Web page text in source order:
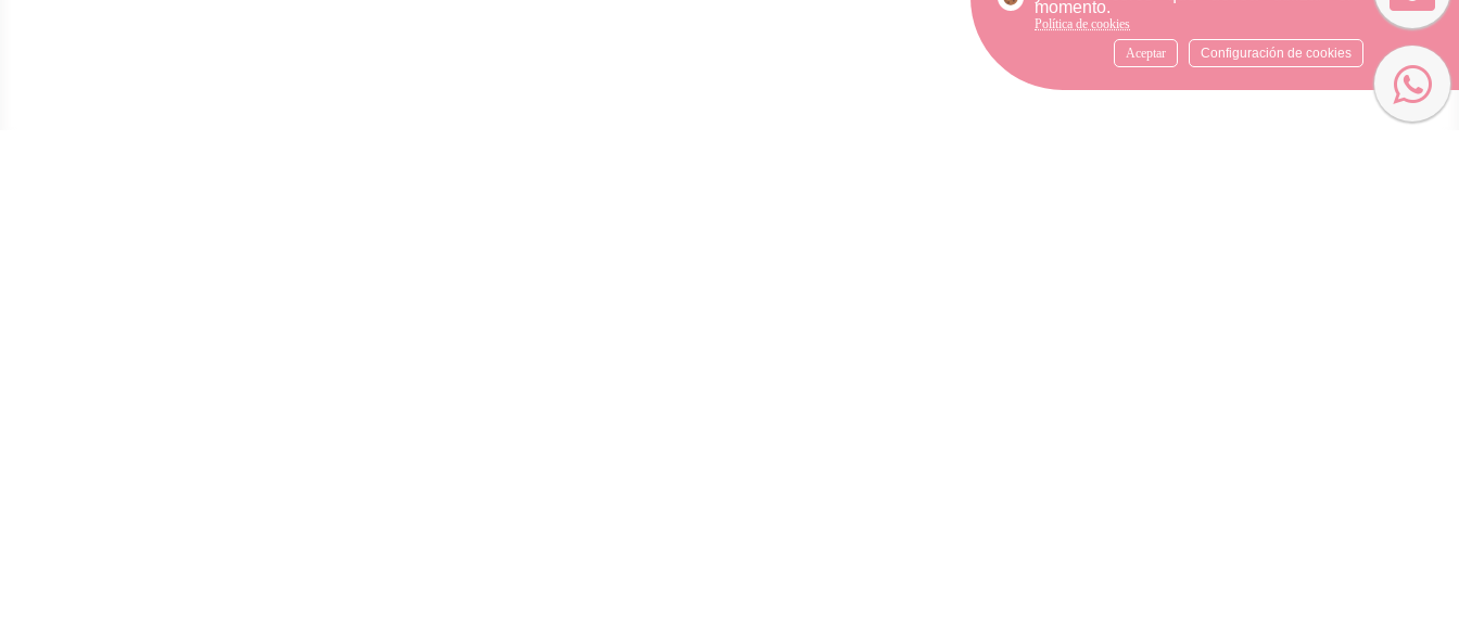
momento.
Política de cookies
Aceptar
Configuración de cookies